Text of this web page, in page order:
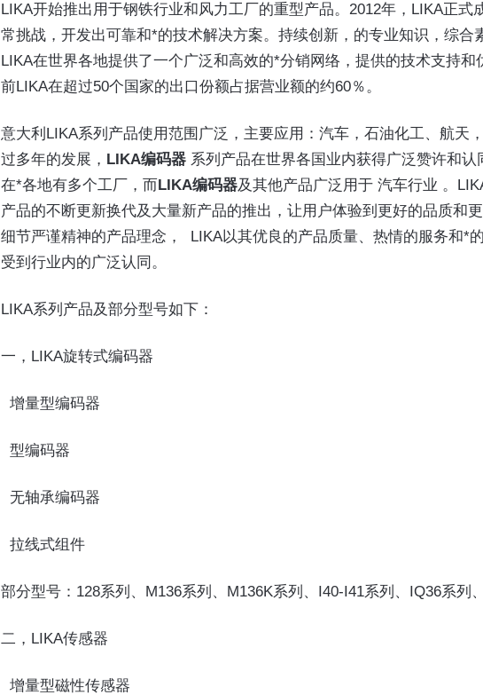
LIKA开始推出用于钢铁行业和风力工厂的重型产品。2012年，LIKA正式
常挑战，开发出可靠和*的技术解决方案。持续创新，的专业知识，综合
LIKA在世界各地提供了一个广泛和高效的*分销网络，提供的技术支持
前LIKA在超过50个国家的出口份额占据营业额的约60％。
意大利LIKA系列产品使用范围广泛，主要应用：汽车，石油化工、航天
过多年的发展， LIKA编码器 系列产品在世界各国业内获得广泛赞许和
在*各地有多个工厂，而LIKA编码器及其他产品广泛用于 汽车行业 。
产品的不断更新换代及大量新产品的推出，让用户体验到更好的品质和
细节严谨精神的产品理念，  LIKA以其优良的产品质量、热情的服务和*
受到行业内的广泛认同。
LIKA系列产品及部分型号如下：
一，LIKA旋转式编码器
增量型编码器
型编码器
无轴承编码器
拉线式组件
部分型号：128系列、M136系列、M136K系列、I40-I41系列、IQ36系列
二，LIKA传感器
增量型磁性传感器